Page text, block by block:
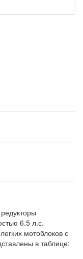
6.5 л.с.
мотоблоков с
в таблице: